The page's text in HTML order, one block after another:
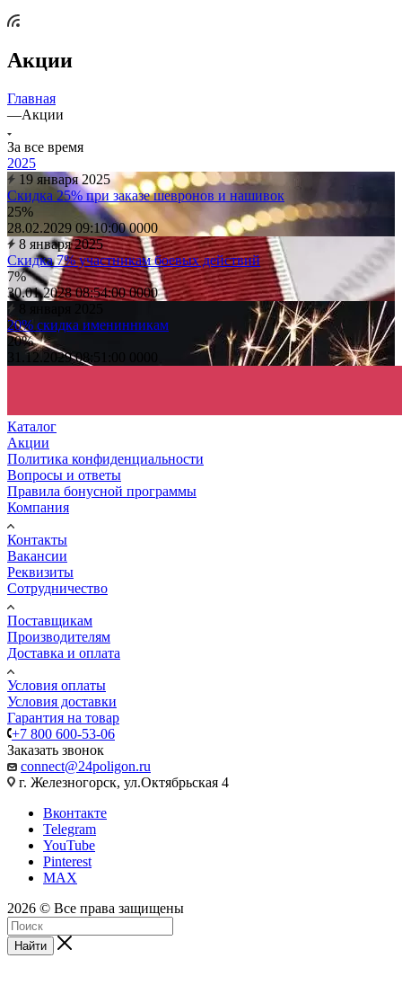
Акции
Главная
—Акции
За все время
2025
19 января 2025
Скидка 25% при заказе шевронов и нашивок
25%
28.02.2029 09:10:00 0000
8 января 2025
Скидка 7% участникам боевых действий
7%
30.01.2028 08:54:00 0000
20% скидка именинникам
20%
31.12.2029 08:51:00
Каталог
Акции
Политика конфиденциальности
Вопросы и ответы
Правила бонусной программы
Компания
Контакты
Вакансии
Реквизиты
Сотрудничество
Поставщикам
Производителям
Доставка и оплата
Условия оплаты
Условия доставки
Гарантия на товар
+7 800 600-53-06
Заказать звонок
connect@24poligon.ru
г. Железногорск, ул.Октябрьская 4
Вконтакте
Telegram
YouTube
Pinterest
MAX
2026 © Все права защищены
Найти